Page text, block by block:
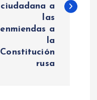
ciudadana a
las
enmiendas a
la
Constitución
rusa